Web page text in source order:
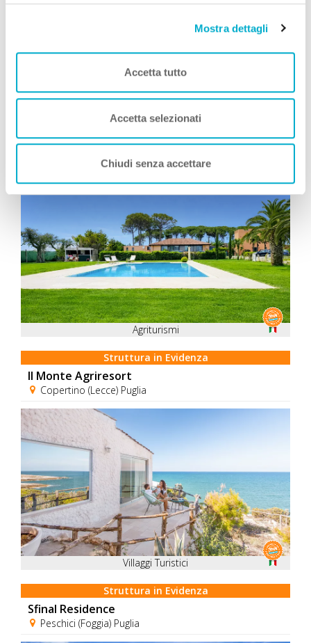
Mostra dettagli
Accetta tutto
Accetta selezionati
Chiudi senza accettare
Simone GiannelliCOME TE, Viaggia con Zampa
Leggi Tutto
Consigliati da Zampa Vacanza
Agriturismi
Struttura in Evidenza
Il Monte Agriresort
Copertino (Lecce) Puglia
Villaggi Turistici
Struttura in Evidenza
Sfinal Residence
Peschici (Foggia) Puglia